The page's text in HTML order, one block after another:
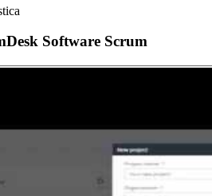
Software Scrum